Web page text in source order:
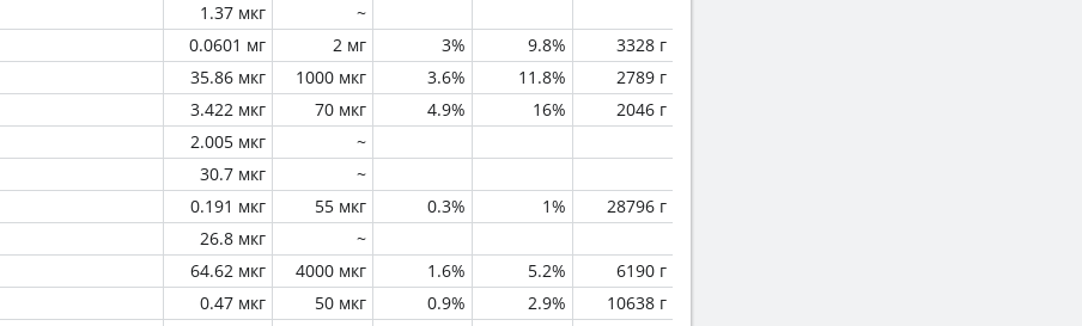
1.37 мкг
~
0.0601 мг 2 мг 3% 9.8%
3328 г
35.86 мкг 1000 мкг 3.6% 11.8%
2789 г
3.422 мкг 70 мкг 4.9% 16%
2046 г
2.005 мкг
~
30.7 мкг
~
0.191 мкг 55 мкг 0.3% 1%
28796 г
26.8 мкг
~
64.62 мкг 4000 мкг 1.6% 5.2%
6190 г
0.47 мкг 50 мкг 0.9% 2.9%
10638 г